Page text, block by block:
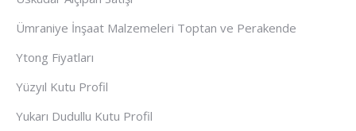
Ümraniye İnşaat Malzemeleri Toptan ve Perakende
Ytong Fiyatları
Yüzyıl Kutu Profil
Yukarı Dudullu Kutu Profil